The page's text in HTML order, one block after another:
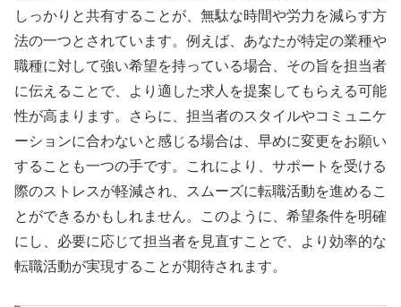
しっかりと共有することが、無駄な時間や労力を減らす方
法の一つとされています。例えば、あなたが特定の業種や
職種に対して強い希望を持っている場合、その旨を担当者
に伝えることで、より適した求人を提案してもらえる可能
性が高まります。さらに、担当者のスタイルやコミュニケ
ーションに合わないと感じる場合は、早めに変更をお願い
することも一つの手です。これにより、サポートを受ける
際のストレスが軽減され、スムーズに転職活動を進めるこ
とができるかもしれません。このように、希望条件を明確
にし、必要に応じて担当者を見直すことで、より効率的な
転職活動が実現することが期待されます。